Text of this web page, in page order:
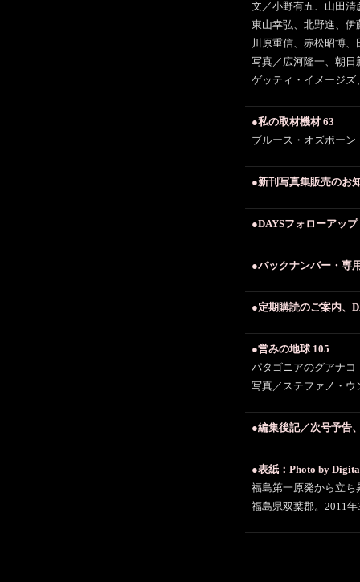
文／小野有五、山田
東山幸弘、北野進、
川原重信、赤松昭博、
写真／広河隆一、朝
ゲッティ・イメージズ
●私の取材機材 63
ブルース・オズボーン
●新刊写真集販売のお
●DAYSフォローアッ
●バックナンバー・専
●定期購読のご案内、
●営みの地球 105
パタゴニアのグアナコ
写真／ステファノ・ウ
●編集後記／次号予告
●表紙：Photo by
福島第一原発から立
福島県双葉郡。2011年